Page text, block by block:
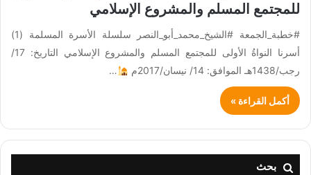
للمجتمع المسلم والمشروع الإسلامي
#خطبة_الجمعة #الشيخ_محمد_أبو_النصر سلسلة الأسرة المسلمة (1)
أسرنا النواةُ الأولى للمجتمع المسلم والمشروع الإسلامي التاريخ: 17/
رجب/1438هـ الموافق: 14/ نيسان/2017م
…
أكمل القراءة »
بحث